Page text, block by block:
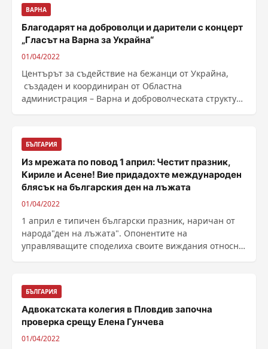
ВАРНА
Благодарят на доброволци и дарители с концерт
„Гласът на Варна за Украйна“
01/04/2022
Центърът за съдействие на бежанци от Украйна,
създаден и координиран от Областна
администрация – Варна и доброволческата структура
БЪЛГАРИЯ
Из мрежата по повод 1 април: Честит празник,
Кириле и Асене! Вие придадохте международен
блясък на българския ден на лъжата
01/04/2022
1 април е типичен български празник, наричан от
народа"ден на лъжата". Опонентите на
управляващите споделиха своите виждания относно
БЪЛГАРИЯ
Адвокатската колегия в Пловдив започна
проверка срещу Елена Гунчева
01/04/2022